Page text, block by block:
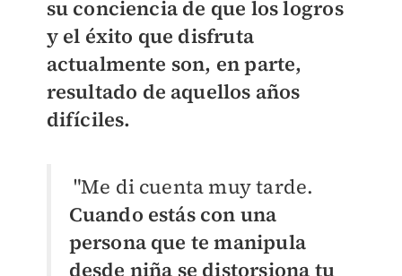
su conciencia de que los logros
y el éxito que disfruta
actualmente son, en parte,
resultado de aquellos años
difíciles.
"Me di cuenta muy tarde.
Cuando estás con una
persona que te manipula
desde niña se distorsiona tu